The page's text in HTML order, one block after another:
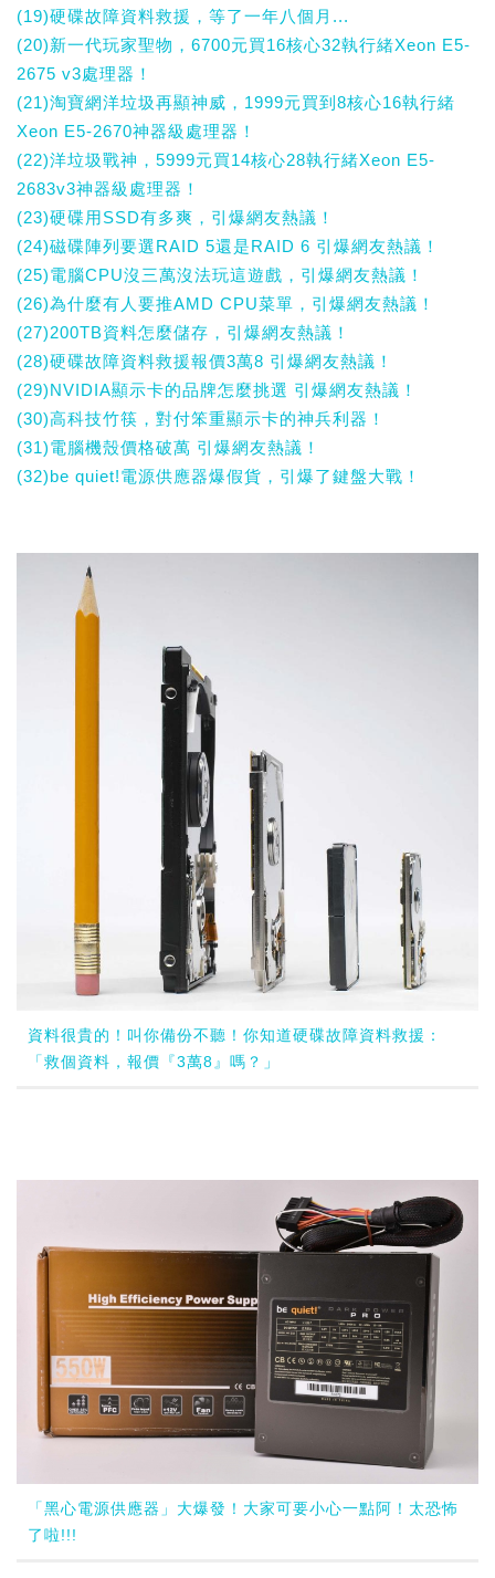
(19)硬碟故障資料救援，等了一年八個月...
(20)新一代玩家聖物，6700元買16核心32執行緒Xeon E5-
2675 v3處理器！
(21)淘寶網洋垃圾再顯神威，1999元買到8核心16執行緒
Xeon E5-2670神器級處理器！
(22)洋垃圾戰神，5999元買14核心28執行緒Xeon E5-
2683v3神器級處理器！
(23)硬碟用SSD有多爽，引爆網友熱議！
(24)磁碟陣列要選RAID 5還是RAID 6 引爆網友熱議！
(25)電腦CPU沒三萬沒法玩這遊戲，引爆網友熱議！
(26)為什麼有人要推AMD CPU菜單，引爆網友熱議！
(27)200TB資料怎麼儲存，引爆網友熱議！
(28)硬碟故障資料救援報價3萬8 引爆網友熱議！
(29)NVIDIA顯示卡的品牌怎麼挑選 引爆網友熱議！
(30)高科技竹筷，對付笨重顯示卡的神兵利器！
(31)電腦機殼價格破萬 引爆網友熱議！
(32)be quiet!電源供應器爆假貨，引爆了鍵盤大戰！
資料很貴的！叫你備份不聽！你知道硬碟故障資料救援：
「救個資料，報價『3萬8』嗎？」
「黑心電源供應器」大爆發！大家可要小心一點阿！太恐怖
了啦!!!